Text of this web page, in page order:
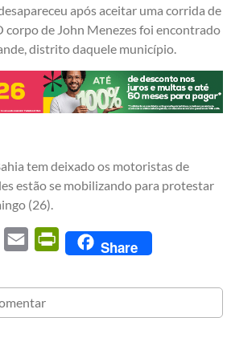
após aceitar uma corrida de
corpo de John Menezes foi encontrado
distrito daquele município.
tem deixado os motoristas de
estão se mobilizando para protestar
(26).
Twitter Email PrintFriendly
Share